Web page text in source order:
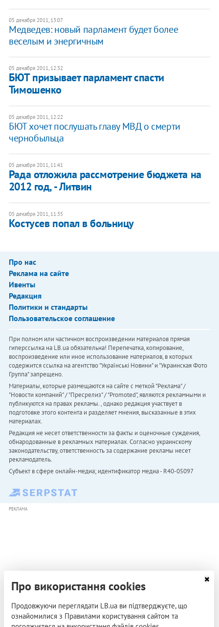
05 декабря 2011, 13:07
Медведев: новый парламент будет более
веселым и энергичным
05 декабря 2011, 12:32
БЮТ призывает парламент спасти
Тимошенко
05 декабря 2011, 12:22
БЮТ хочет послушать главу МВД о смерти
чернобыльца
05 декабря 2011, 11:41
Рада отложила рассмотрение бюджета на
2012 год, - Литвин
05 декабря 2011, 11:35
Костусев попал в больницу
Про нас
Реклама на сайте
Ивенты
Редакция
Политики и стандарты
Пользовательское соглашение
При полном или частичном воспроизведении материалов прямая
гиперссылка на LB.ua обязательна! Перепечатка, копирование,
воспроизведение или иное использование материалов, в которых
содержится ссылка на агентство "Українськi Новини" и "Украинская Фото
Группа" запрещено.
Материалы, которые размещаются на сайте с меткой "Реклама" /
"Новости компаний" / "Пресрелиз" / "Promoted", являются рекламными и
публикуются на правах рекламы. , однако редакция участвует в
подготовке этого контента и разделяет мнения, высказанные в этих
материалах.
Редакция не несет ответственности за факты и оценочные суждения,
обнародованные в рекламных материалах. Согласно украинскому
законодательству, ответственность за содержание рекламы несет
рекламодатель.
Субъект в сфере онлайн-медиа; идентификатор медиа - R40-05097
РЕКЛАМА
Про використання cookies
Продовжуючи переглядати LB.ua ви підтверджуєте, що
ознайомилися з Правилами користування сайтом та